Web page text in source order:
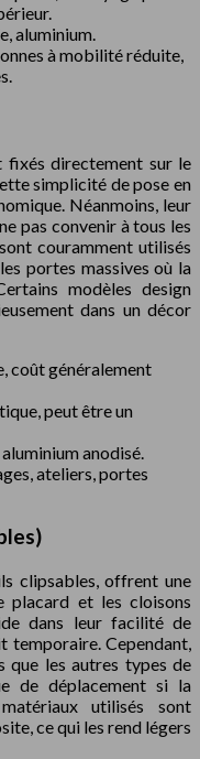
aluminium.
à mobilité réduite,
fixés directement sur le
simplicité de pose en
Néanmoins, leur
pas convenir à tous les
couramment utilisés
portes massives où la
modèles design
dans un décor
coût généralement
peut être un
anodisé.
ateliers, portes
clipsables, offrent une
placard et les cloisons
dans leur facilité de
Cependant,
que les autres types de
de déplacement si la
utilisés sont
ce qui les rend légers